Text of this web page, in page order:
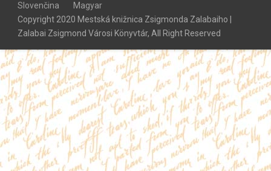
Slovenčina
Magyar
Copyright 2020 Mestská knižnica Zsigmonda Zalabaiho |
Zalabai Zsigmond Városi Könyvtár, All Right Reserved